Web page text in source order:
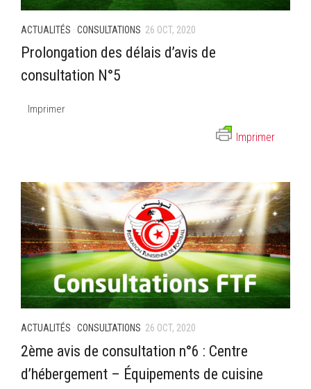
ACTUALITÉS · CONSULTATIONS 26 OCT, 2020
Prolongation des délais d’avis de
consultation N°5
Imprimer
Imprimer
ACTUALITÉS · CONSULTATIONS 26 OCT, 2020
2ème avis de consultation n°6 : Centre
d’hébergement – Équipements de cuisine